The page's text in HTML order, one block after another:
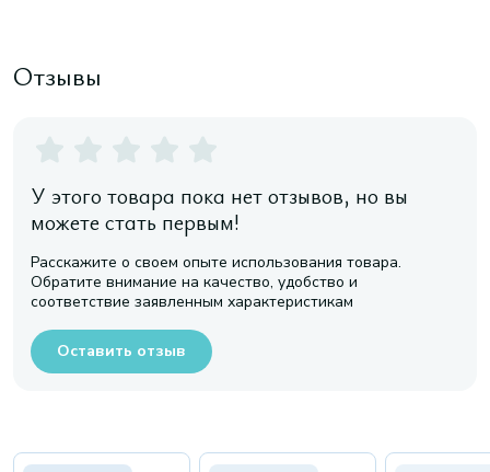
Отзывы
У этого товара пока нет отзывов, но вы
можете стать первым!
Расскажите о своем опыте использования товара.
Обратите внимание на качество, удобство и
соответствие заявленным характеристикам
Оставить отзыв